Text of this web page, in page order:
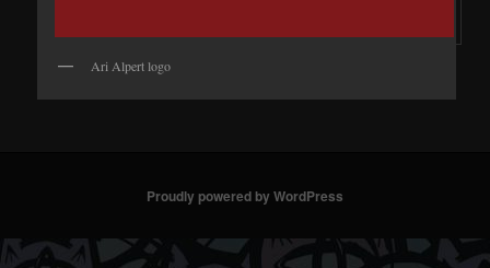
Ari Alpert logo
Proudly powered by WordPress